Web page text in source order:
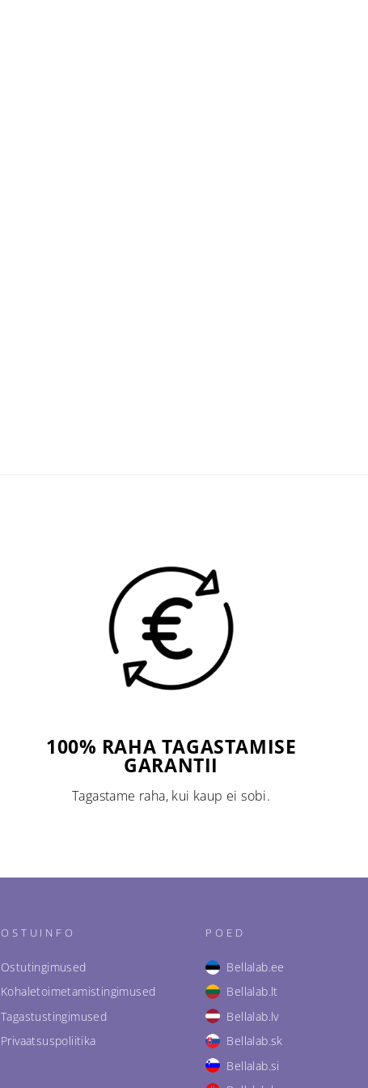
100% RAHA TAGASTAMISE
GARANTII
Tagastame raha, kui kaup ei sobi.
OSTUINFO
Ostutingimused
Kohaletoimetamistingimused
Tagastustingimused
Privaatsuspoliitika
POED
Bellalab.ee
Bellalab.lt
Bellalab.lv
Bellalab.sk
Bellalab.si